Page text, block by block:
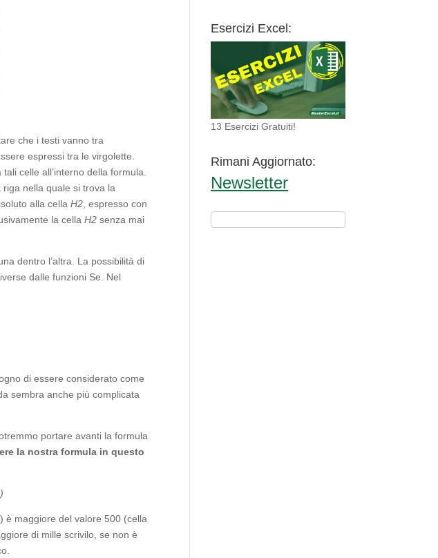
che i testi vanno tra
espressi tra le virgolette.
celle all’interno della formula.
riga nella quale si trova la
alla cellaH2 , espresso con
la cellaH2 senza mai
dentro l’altra. La possibilità di
dalle funzioni Se. Nel
di essere considerato come
sembra anche più complicata
portare avanti la formula
la nostra formula in questo
è maggiore del valore 500 (cella
di mille scrivilo, se non è
Esercizi Excel:
13 Esercizi Gratuiti!
Rimani Aggiornato:
Newsletter